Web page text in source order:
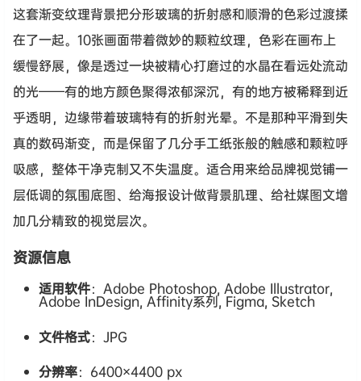
这套渐变纹理背景把分形玻璃的折射感和顺滑的色彩过渡揉
在了一起。10张画面带着微妙的颗粒纹理，色彩在画布上
缓慢舒展，像是透过一块被精心打磨过的水晶在看远处流动
的光——有的地方颜色聚得浓郁深沉，有的地方被稀释到近
乎透明，边缘带着玻璃特有的折射光晕。不是那种平滑到失
真的数码渐变，而是保留了几分手工纸张般的触感和颗粒呼
吸感，整体干净克制又不失温度。适合用来给品牌视觉铺一
层低调的氛围底图、给海报设计做背景肌理、给社媒图文增
加几分精致的视觉层次。
资源信息
适用软件：Adobe Photoshop, Adobe Illustrator,
Adobe InDesign, Affinity系列, Figma, Sketch
文件格式：JPG
分辨率：6400×4400 px